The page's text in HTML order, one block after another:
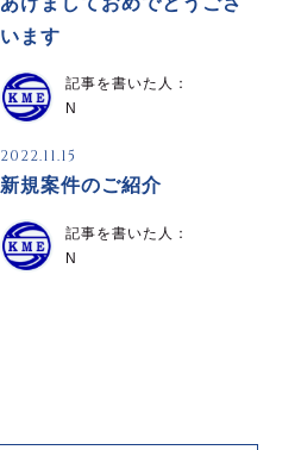
います
記事を書いた人：
N
2022.11.15
新規案件のご紹介
記事を書いた人：
N